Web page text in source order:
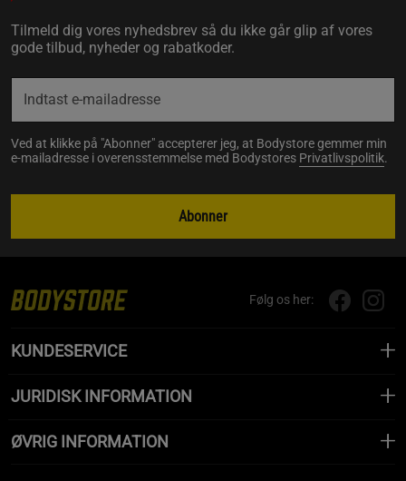
Tilmeld dig vores nyhedsbrev så du ikke går glip af vores
gode tilbud, nyheder og rabatkoder.
Ved at klikke på "Abonner" accepterer jeg, at Bodystore gemmer min
e-mailadresse i overensstemmelse med Bodystores Privatlivspolitik.
Abonner
Følg os her:
KUNDESERVICE
JURIDISK INFORMATION
ØVRIG INFORMATION